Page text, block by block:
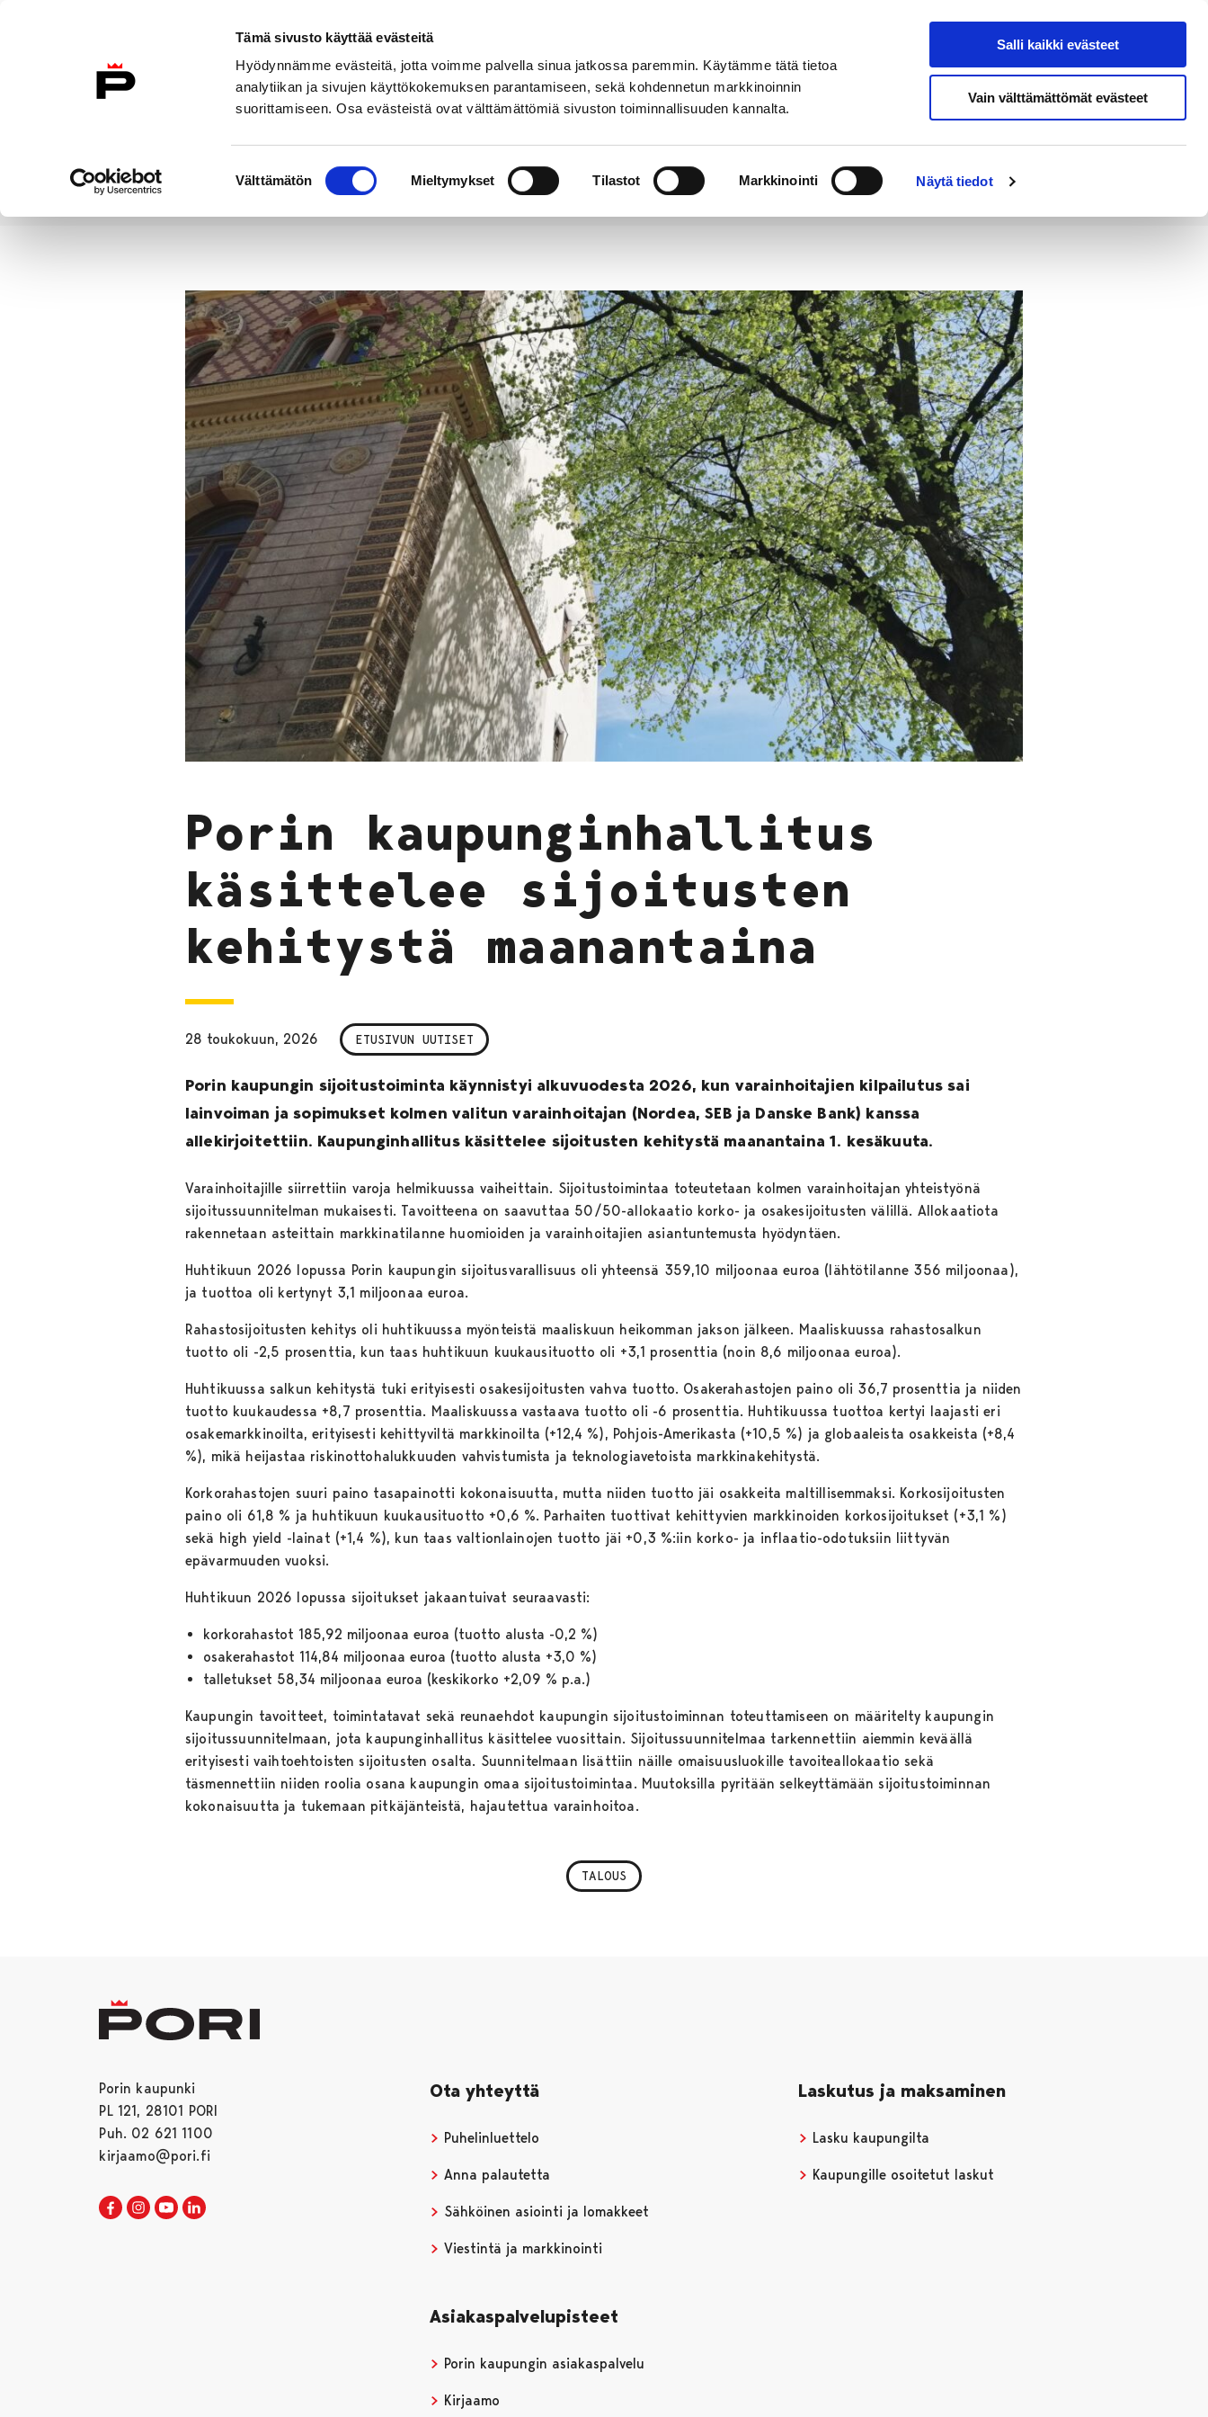
Tämä sivusto käyttää evästeitä
Hyödynnämme evästeitä, jotta voimme palvella sinua jatkossa paremmin. Käytämme tätä tietoa
analytiikan ja sivujen käyttökokemuksen parantamiseen, sekä kohdennetun markkinoinnin
suorittamiseen. Osa evästeistä ovat välttämättömiä sivuston toiminnallisuuden kannalta.
valinta
Välttämätön Mieltymykset Tilastot Markkinointi Näytä tiedot
Salli kaikki evästeet
Vain välttämättömät evästeet
Etusivulle
Hae sivustolta
Etusivu
Porin kaupunginhallitus
käsittelee sijoitusten
kehitystä maanantaina
28 toukokuun, 2026 ETUSIVUN UUTISET
Porin kaupungin sijoitustoiminta käynnistyi alkuvuodesta 2026, kun varainhoitajien kilpailutus sai
lainvoiman ja sopimukset kolmen valitun varainhoitajan (Nordea, SEB ja Danske Bank) kanssa
allekirjoitettiin. Kaupunginhallitus käsittelee sijoitusten kehitystä maanantaina 1. kesäkuuta.
Varainhoitajille siirrettiin varoja helmikuussa vaiheittain. Sijoitustoimintaa toteutetaan kolmen varainhoitajan yhteistyönä
sijoitussuunnitelman mukaisesti. Tavoitteena on saavuttaa 50/50-allokaatio korko- ja osakesijoitusten välillä. Allokaatiota
rakennetaan asteittain markkinatilanne huomioiden ja varainhoitajien asiantuntemusta hyödyntäen.
Huhtikuun 2026 lopussa Porin kaupungin sijoitusvarallisuus oli yhteensä 359,10 miljoonaa euroa (lähtötilanne 356 miljoonaa),
ja tuottoa oli kertynyt 3,1 miljoonaa euroa.
Rahastosijoitusten kehitys oli huhtikuussa myönteistä maaliskuun heikomman jakson jälkeen. Maaliskuussa rahastosalkun
tuotto oli -2,5 prosenttia, kun taas huhtikuun kuukausituotto oli +3,1 prosenttia (noin 8,6 miljoonaa euroa).
Huhtikuussa salkun kehitystä tuki erityisesti osakesijoitusten vahva tuotto. Osakerahastojen paino oli 36,7 prosenttia ja niiden
tuotto kuukaudessa +8,7 prosenttia. Maaliskuussa vastaava tuotto oli -6 prosenttia. Huhtikuussa tuottoa kertyi laajasti eri
osakemarkkinoilta, erityisesti kehittyviltä markkinoilta (+12,4 %), Pohjois-Amerikasta (+10,5 %) ja globaaleista osakkeista (+8,4
%), mikä heijastaa riskinottohalukkuuden vahvistumista ja teknologiavetoista markkinakehitystä.
Korkorahastojen suuri paino tasapainotti kokonaisuutta, mutta niiden tuotto jäi osakkeita maltillisemmaksi. Korkosijoitusten
paino oli 61,8 % ja huhtikuun kuukausituotto +0,6 %. Parhaiten tuottivat kehittyvien markkinoiden korkosijoitukset (+3,1 %)
sekä high yield -lainat (+1,4 %), kun taas valtionlainojen tuotto jäi +0,3 %:iin korko- ja inflaatio-odotuksiin liittyvän
epävarmuuden vuoksi.
Huhtikuun 2026 lopussa sijoitukset jakaantuivat seuraavasti:
korkorahastot 185,92 miljoonaa euroa (tuotto alusta -0,2 %)
osakerahastot 114,84 miljoonaa euroa (tuotto alusta +3,0 %)
talletukset 58,34 miljoonaa euroa (keskikorko +2,09 % p.a.)
Kaupungin tavoitteet, toimintatavat sekä reunaehdot kaupungin sijoitustoiminnan toteuttamiseen on määritelty kaupungin
sijoitussuunnitelmaan, jota kaupunginhallitus käsittelee vuosittain. Sijoitussuunnitelmaa tarkennettiin aiemmin keväällä
erityisesti vaihtoehtoisten sijoitusten osalta. Suunnitelmaan lisättiin näille omaisuusluokille tavoiteallokaatio sekä
täsmennettiin niiden roolia osana kaupungin omaa sijoitustoimintaa. Muutoksilla pyritään selkeyttämään sijoitustoiminnan
kokonaisuutta ja tukemaan pitkäjänteistä, hajautettua varainhoitoa.
TALOUS
Porin kaupunki
PL 121, 28101 PORI
Puh. 02 621 1100
kirjaamo@pori.fi
Porin kaupunki Facebookissa
Avautuu uudessa välilehdessä
Porin kaupunki Instagramissa
Avautuu uudessa välilehdessä
Porin kaupunki Youtubessa
Avautuu uudessa välilehdessä
Ota yhteyttä
Puhelinluettelo
Anna palautetta
Sähköinen asiointi ja lomakkeet
Viestintä ja markkinointi
Laskutus ja maksaminen
Lasku kaupungilta
Kaupungille osoitetut laskut
Asiakaspalvelupisteet
Porin kaupungin asiakaspalvelu
Kirjaamo